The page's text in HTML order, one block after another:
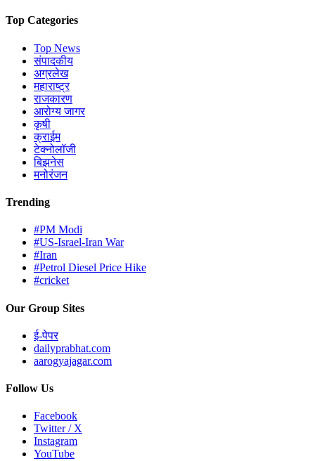
Top Categories
Top News
संपादकीय
अग्रलेख
महाराष्ट्र
राजकारण
आरोग्य जागर
कृषी
क्राईम
टेक्नोलॉजी
बिझनेस
मनोरंजन
Trending
#PM Modi
#US-Israel-Iran War
#Iran
#Petrol Diesel Price Hike
#cricket
Our Group Sites
ई-पेपर
dailyprabhat.com
aarogyajagar.com
Follow Us
Facebook
Twitter / X
Instagram
YouTube